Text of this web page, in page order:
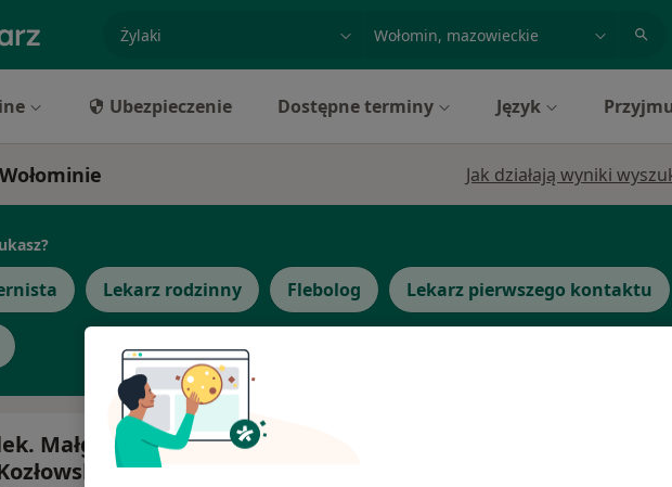
specjalizacja, badanie lub nazwisko
Ubezpieczenie Dostępne terminy Język
Jak działają wyniki
Lekarz rodzinny Flebolog Lekarz pierwszego kontaktu
Małgorzata